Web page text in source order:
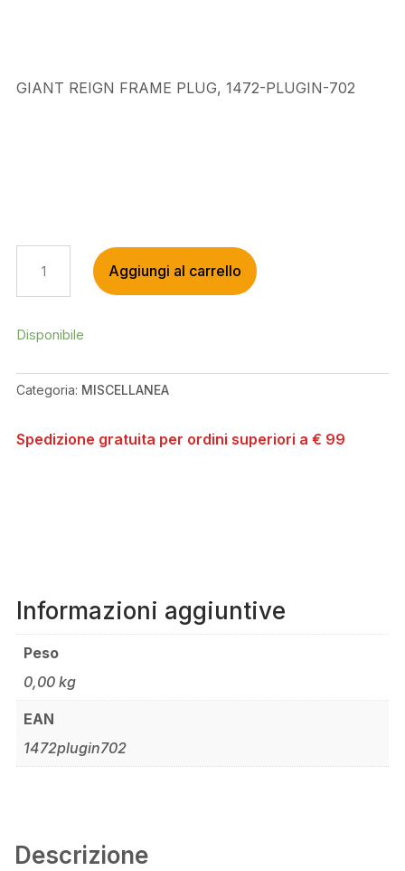
GIANT REIGN FRAME PLUG, 1472-PLUGIN-702
REIGN
FRAME
1472-
702
QUANTITÀ
Aggiungi al carrello
Disponibile
Categoria: MISCELLANEA
Spedizione gratuita per ordini superiori a € 99
Informazioni aggiuntive
Peso
0,00 kg
EAN
1472plugin702
Descrizione